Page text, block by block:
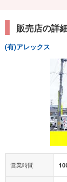
販売店の詳
(有)アレックス
営業時間